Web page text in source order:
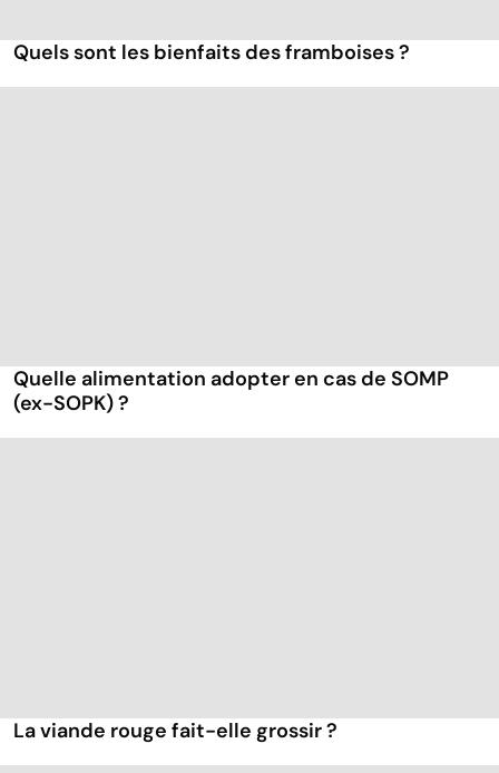
Quels sont les bienfaits des framboises ?
Quelle alimentation adopter en cas de SOMP
(ex-SOPK) ?
La viande rouge fait-elle grossir ?